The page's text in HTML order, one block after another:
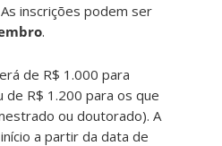
inscrições podem ser
.
de R$ 1.000 para
R$ 1.200 para os que
ou doutorado). A
a partir da data de